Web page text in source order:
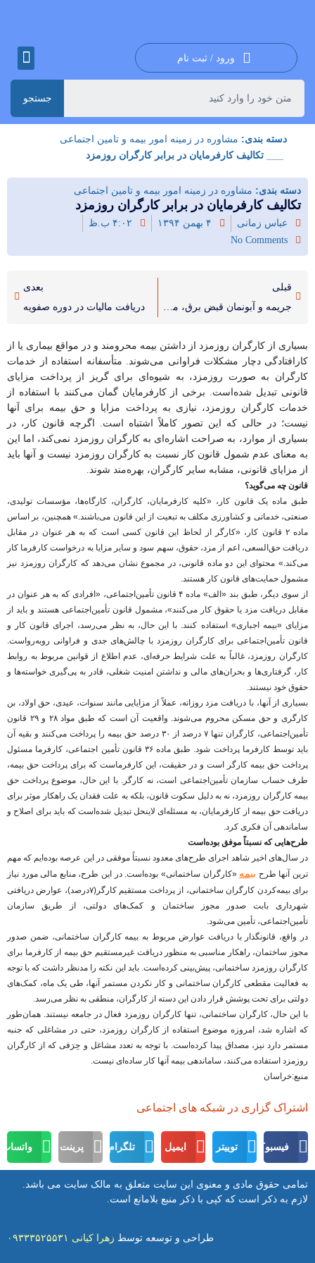
ورود / ثبت نام
جستجو
دسته بندی: مشاوره در زمینه امور بیمه و تامین اجتماعی
___ تکالیف کارفرمایان در برابر کارگران روزمزد
دسته بندی: مشاوره در زمینه امور بیمه و تامین اجتماعی
تکالیف کارفرمایان در برابر کارگران روزمزد
عباس زمانی ۴ بهمن ۱۳۹۴
۴:۰۲ ب.ظ
No Comments
قبلی
جریمه و آبونمان قبض برق، مشمول مالیات بر ارزش افزوده است
بعدی
دریافت مالیات در دوره صفویه
بسیاری از کارگران روزمزد از داشتن بیمه محرومند و در مواقع بیماری یا از
کارافتادگی دچار مشکلات فراوانی می‌شوند. متأسفانه استفاده از خدمات
کارگران به صورت روزمزد، به شیوه‌ای برای گریز از پرداخت مزایای
قانونی تبدیل شده‌است. برخی از کارفرمایان گمان می‌کنند با استفاده از
خدمات کارگران روزمزد، نیازی به پرداخت مزایا و حق بیمه برای آنها
نیست؛ در حالی که این تصور کاملاً اشتباه است. اگرچه قانون کار، در
بسیاری از موارد، به صراحت اشاره‌ای به کارگران روزمزد نمی‌کند، اما این
به معنای عدم شمول قانون کار نسبت به کارگران روزمزد نیست و آنها باید
از مزایای قانونی، مشابه سایر کارگران، بهره‌مند شوند.
قانون چه می‌گوید؟
طبق ماده یک قانون کار، «کلیه کارفرمایان، کارگران، کارگاه‌ها، مؤسسات تولیدی،
صنعتی، خدماتی و کشاورزی مکلف به تبعیت از این قانون می‌باشند.» همچنین، بر اساس
ماده ۲ قانون کار، «کارگر از لحاظ این قانون کسی است که به هر عنوان در مقابل
دریافت حق‌السعی، اعم از مزد، حقوق، سهم سود و سایر مزایا به درخواست کارفرما کار
می‌کند.» محتوای این دو ماده قانونی، در مجموع نشان می‌دهد که کارگران روزمزد نیز
مشمول حمایت‌های قانون کار هستند.
از سوی دیگر، طبق بند «الف» ماده ۴ قانون تأمین‌اجتماعی، «افرادی که به هر عنوان در
مقابل دریافت مزد یا حقوق کار می‌کنند»، مشمول قانون تأمین‌اجتماعی هستند و باید از
مزایای «بیمه اجباری» استفاده کنند. با این حال، به نظر می‌رسد، اجرای قانون کار و
قانون تأمین‌اجتماعی برای کارگران روزمزد با چالش‌های جدی و فراوانی روبه‌رواست.
کارگران روزمزد، غالباً به علت شرایط حرفه‌ای، عدم اطلاع از قوانین مربوط به روابط
کار، گرفتاری‌ها و بحران‌های مالی و نداشتن امنیت شغلی، قادر به پی‌گیری خواسته‌ها و
حقوق خود نیستند.
بسیاری از آنها، با دریافت مزد روزانه، عملاً از مزایایی مانند سنوات، عیدی، حق اولاد، بن
کارگری و حق مسکن محروم می‌شوند. واقعیت آن است که طبق مواد ۲۸ و ۲۹ قانون
تأمین‌اجتماعی، کارگران تنها ۷ درصد از ۳۰ درصد حق بیمه را پرداخت می‌کنند و بقیه آن
باید توسط کارفرما پرداخت شود. طبق ماده ۳۶ قانون تأمین اجتماعی، کارفرما مسئول
پرداخت حق بیمه کارگر است و در حقیقت، این کارفرماست که برای پرداخت حق بیمه،
طرف حساب سازمان تأمین‌اجتماعی است، نه کارگر. با این حال، موضوع پرداخت حق
بیمه کارگران روزمزد، نه به دلیل سکوت قانون، بلکه به علت فقدان یک راهکار موثر برای
دریافت حق بیمه از کارفرمایان، به مسئله‌ای لاینحل تبدیل شده‌است که باید برای اصلاح و
ساماندهی آن فکری کرد.
طرح‌هایی که نسبتاً موفق بوده‌است
در سال‌های اخیر شاهد اجرای طرح‌های معدود نسبتاً موفقی در این عرصه بوده‌ایم که مهم
ترین آنها طرح بیمه «کارگران ساختمانی» بوده‌است. در این طرح، منابع مالی مورد نیاز
برای بیمه‌کردن کارگران ساختمانی، از پرداخت مستقیم کارگر(۷درصد)، عوارض دریافتی
شهرداری بابت صدور مجوز ساختمان و کمک‌های دولتی، از طریق سازمان
تأمین‌اجتماعی، تأمین می‌شود.
در واقع، قانونگذار با دریافت عوارض مربوط به بیمه کارگران ساختمانی، ضمن صدور
مجوز ساختمان، راهکار مناسبی به منظور دریافت غیرمستقیم حق بیمه از کارفرما برای
کارگران روزمزد ساختمانی، پیش‌بینی کرده‌است. باید این نکته را مدنظر داشت که با توجه
به فعالیت مقطعی کارگران ساختمانی و کار نکردن مستمر آنها، طی یک ماه، کمک‌های
دولتی برای تحت پوشش قرار دادن این دسته از کارگران، منطقی به نظر می‌رسد.
با این حال، کارگران ساختمانی، تنها کارگران روزمزد فعال در جامعه نیستند. همان‌طور
که اشاره شد، امروزه موضوع استفاده از کارگران روزمزد، حتی در مشاغلی که جنبه
مستمر دارد نیز، مصداق پیدا کرده‌است. با توجه به تعدد مشاغل و حِرَفی که از کارگران
روزمزد استفاده می‌کنند، ساماندهی بیمه آنها کار ساده‌ای نیست.
منبع:خراسان
اشتراک گزاری در شبکه های اجتماعی
فیسبوک توییتر ایمیل تلگرام پرینت واتساپ
تمامی حقوق مادی و معنوی این سایت متعلق به مالک سایت می باشد.
لازم به ذکر است که کپی با ذکر منبع بلامانع است.
طراحی و توسعه توسط زهرا کیانی ۰۹۳۳۳۵۲۵۵۳۱